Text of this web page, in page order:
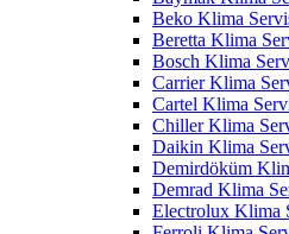
Beko Klima
Beretta Klima
Bosch Klima
Carrier Klima
Cartel Klima
Chiller Klima
Daikin Klima
Demirdöküm
Demrad Klima
Electrolux Klima